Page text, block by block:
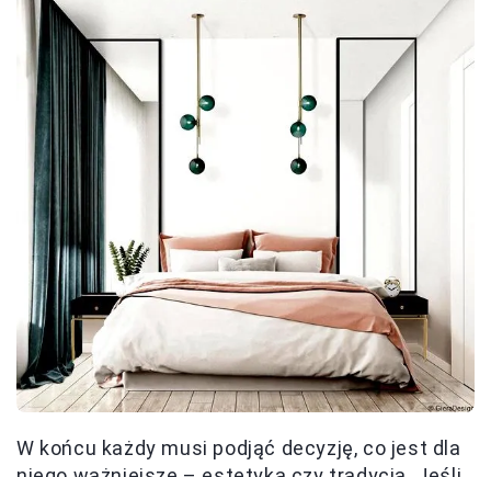
W końcu każdy musi podjąć decyzję, co jest dla